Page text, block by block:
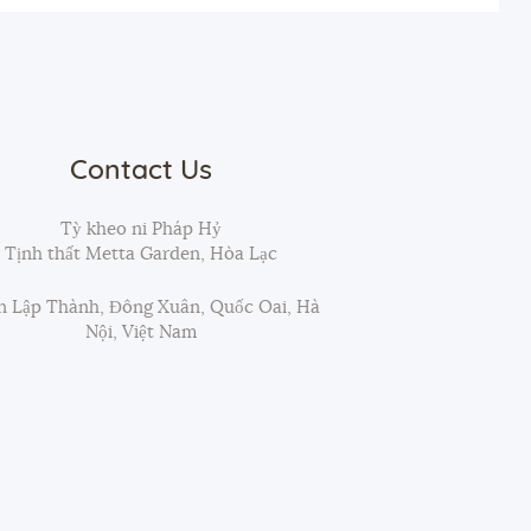
Contact Us
Tỳ kheo ni Pháp Hỷ
Tịnh thất Metta Garden, Hòa Lạc
Lập Thành, Đông Xuân, Quốc Oai, Hà
Nội, Việt Nam